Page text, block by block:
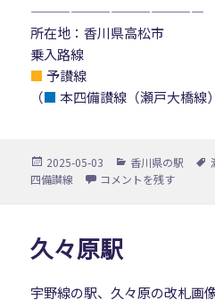
—————————————
所在地：香川県高松市
乗入路線
■ 予讃線
（■本四備讃線（瀬戸大橋線
投
稿
2025-05-03
カ
テ
香川県の駅
四備讃線
国分駅 に
コメントを残す
久々原駅
宇野線の駅、久々原の改札画像